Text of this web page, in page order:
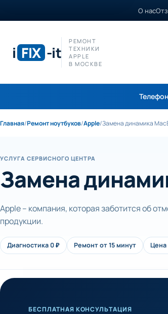
О нас
i FIX -it
РЕМОНТ
ТЕХНИКИ
APPLE
В МОСКВЕ
Главная/Ремонт ноутбуков/Apple/Замена динамика
УСЛУГА СЕРВИСНОГО ЦЕНТРА
Замена
Apple – компания, которая заботится об
продукции.
Диагностика 0 ₽ Ремонт от 15 минут Цена
БЕСПЛАТНАЯ КОНСУЛЬТАЦИЯ